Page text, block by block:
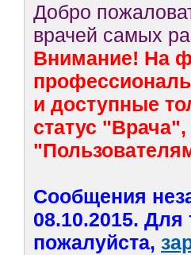
Добро
врачей самых
Внимание! На
и доступные
статус
Сообщения
08.10.2015.
пожалуйста,